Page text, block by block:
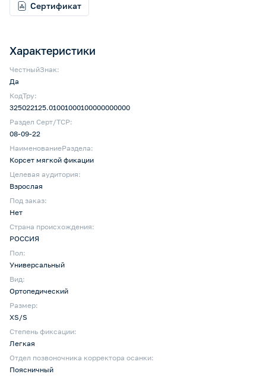
Характеристики
ЧестныйЗнак:
Да
КодТру:
325022125.01001000100000000000
Раздел Серт/ТСР:
08-09-22
НаименованиеРаздела:
Корсет мягкой фикации
Целевая аудитория:
Взрослая
Под заказ:
Нет
Страна происхождения:
РОССИЯ
Пол:
Универсальный
Вид:
Ортопедический
Размер:
XS/S
Степень фиксации:
Легкая
Отдел позвоночника корректора осанки:
Поясничный
Сертификат